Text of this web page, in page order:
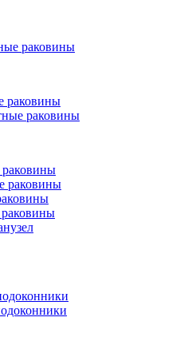
раковины
раковины
раковины
раковины